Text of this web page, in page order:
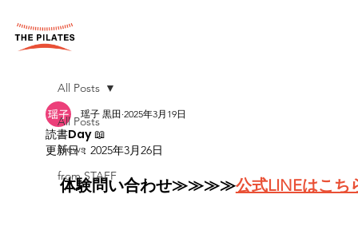
All Posts
News
from STAFF
All Posts
読書Day 📖
瑶子 黒田 2025年3月19日
更新日： 2025年3月26日
体験問い合わせ≫≫≫≫公式LINEはこち